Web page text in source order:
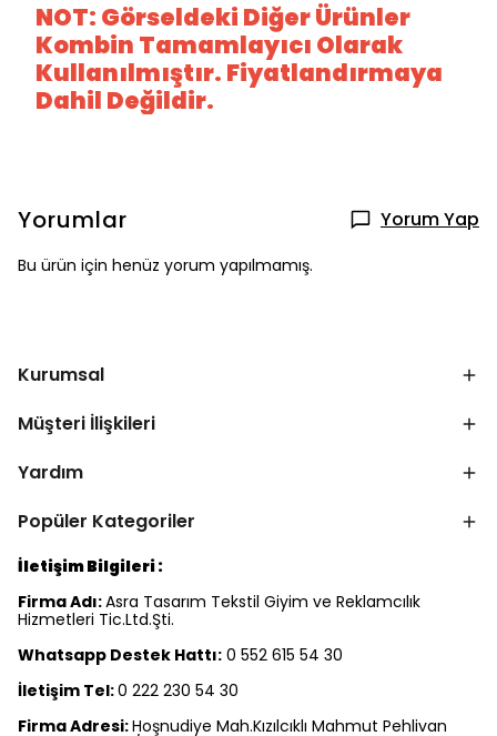
NOT: Görseldeki Diğer Ürünler
Kombin Tamamlayıcı Olarak
Kullanılmıştır. Fiyatlandırmaya
Dahil Değildir.
Yorumlar Yorum Yap
Bu ürün için henüz yorum yapılmamış.
Kurumsal
Müşteri İlişkileri
Yardım
Popüler Kategoriler
İletişim Bilgileri :
Firma Adı:Asra Tasarım Tekstil Giyim ve Reklamcılık
Hizmetleri Tic.Ltd.Şti.
Whatsapp Destek Hattı: 0 552 615 54 30
İletişim Tel:0 222 230 54 30
Firma Adresi:Hoşnudiye Mah.Kızılcıklı Mahmut Pehlivan